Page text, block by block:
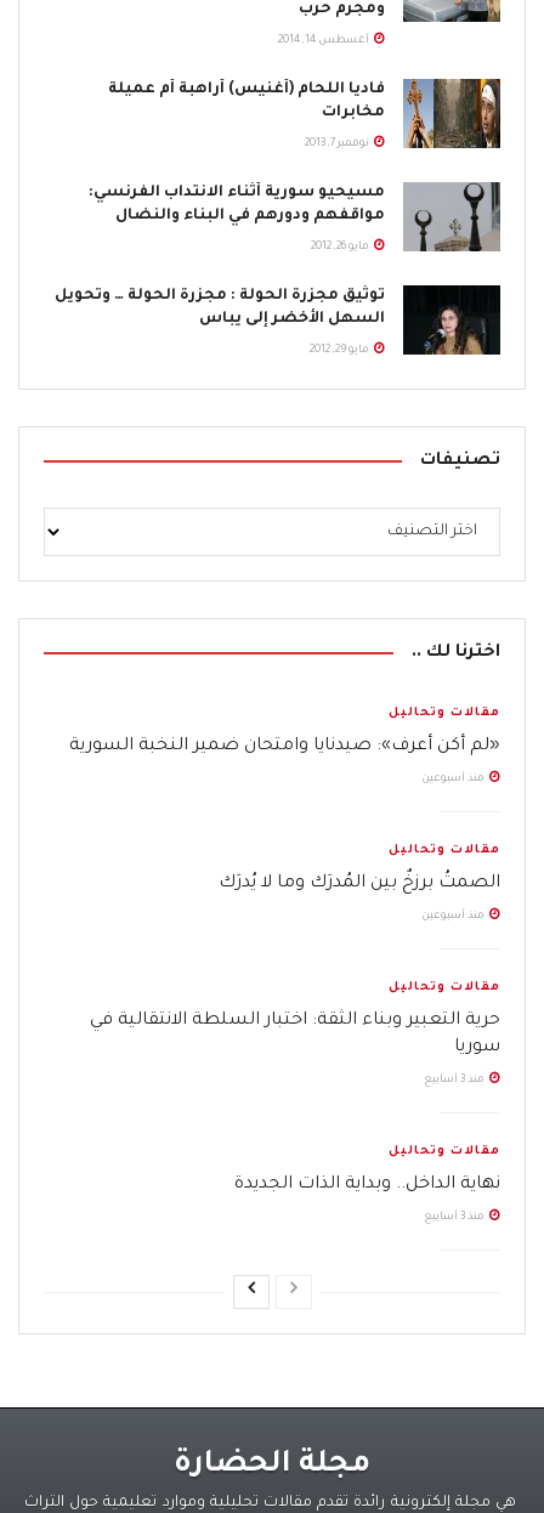
ومجرم حرب
أغسطس 14, 2014
فاديا اللحام (أغنيس) أراهبة أم عميلة
مخابرات
نوفمبر 7, 2013
مسيحيو سورية أثناء الانتداب الفرنسي:
مواقفهم ودورهم في البناء والنضال
مايو 26, 2012
توثيق مجزرة الحولة : مجزرة الحولة … وتحويل
السهل الأخضر إلى يباس
مايو 29, 2012
تصنيفات
اخترنا لك ..
مقالات وتحاليل
«لم أكن أعرف»: صيدنايا وامتحان ضمير النخبة السورية
منذ أسبوعين
مقالات وتحاليل
الصمتُ برزخٌ بين المُدرَك وما لا يُدرَك
منذ أسبوعين
مقالات وتحاليل
حرية التعبير وبناء الثقة: اختبار السلطة الانتقالية في
سوريا
منذ 3 أسابيع
مقالات وتحاليل
نهاية الداخل.. وبداية الذات الجديدة
منذ 3 أسابيع
مجلة الحضارة
هي مجلة إلكترونية رائدة تقدم مقالات تحليلية وموارد تعليمية حول التراث